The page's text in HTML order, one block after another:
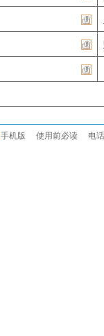
手机版 使用前必读 电话